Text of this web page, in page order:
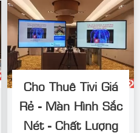
Cho Thuê Tivi Giá
Rẻ - Màn Hình Sắc
Nét - Chất Lượng